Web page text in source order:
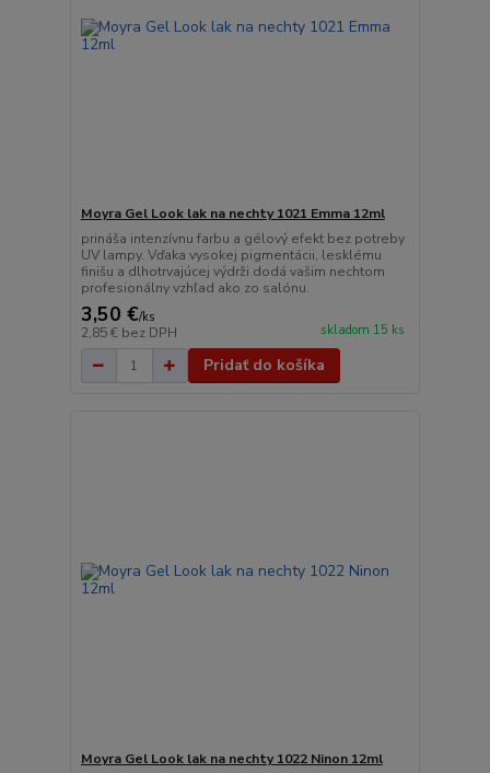
Moyra Gel Look lak na nechty 1021 Emma 12ml
prináša intenzívnu farbu a gélový efekt bez potreby
UV lampy. Vďaka vysokej pigmentácii, lesklému
finišu a dlhotrvajúcej výdrži dodá vašim nechtom
profesionálny vzhľad ako zo salónu.
3,50 €/ks
2,85 € bez DPH skladom 15 ks
Pridať do košíka
Moyra Gel Look lak na nechty 1022 Ninon 12ml